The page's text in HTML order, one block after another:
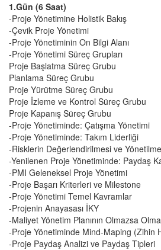
1.Gün (6 Saat)
-Proje Yönetimine Holistik Bakış
-Çevik Proje Yönetimi
-Proje Yönetiminin On Bilgi Alanı
-Proje Yönetimi Süreç Grupları
Proje Başlatma Süreç Grubu
Planlama Süreç Grubu
Proje Yürütme Süreç Grubu
Proje İzleme ve Kontrol Süreç Grubu
Proje Kapanış Süreç Grubu
-Proje Yönetiminde: Çatışma Yönetimi
-Proje Yönetiminde: Takım Liderliği
-Risklerin Değerlendirilmesi ve
-Yenilenen Proje Yönetiminde: Paydaş
-PMI Geleneksel Proje Yönetimi
-Proje Başarı Kriterleri ve Milestone
-Proje Yönetimi Temel Kavramlar
-Projenin Anayasası İKY
-Maliyet Yönetim Planının Olmazsa
-Proje Yönetiminde Mind-Maping (Zihin
-Proje Paydaş Analizi ve Paydaş Tipleri